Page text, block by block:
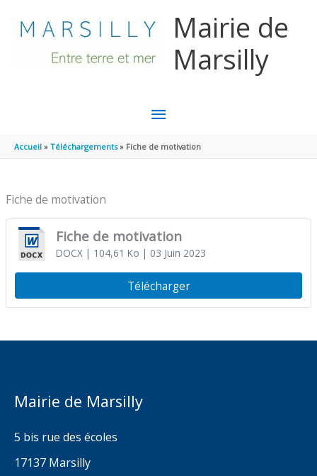
Mairie de
Marsilly
MENU
PRINCIPAL
Accueil Téléchargements Fiche de motivation
Fiche de motivation
Fiche de motivation
DOCX| 104,61 Ko | 03 Juin 2023
Télécharger
Mairie de Marsilly
5 bis rue des écoles
17137 Marsilly